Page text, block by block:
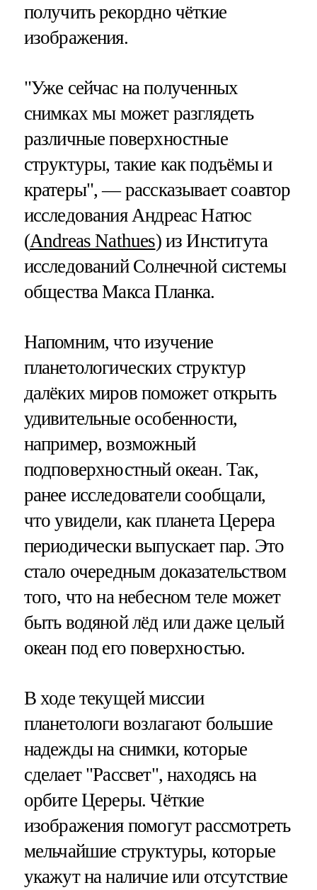
получить рекордно чёткие
изображения.
"Уже сейчас на полученных
снимках мы может разглядеть
различные поверхностные
структуры, такие как подъёмы и
кратеры", — рассказывает соавтор
исследования Андреас Натюс
(Andreas Nathues) из Института
исследований Солнечной системы
общества Макса Планка.
Напомним, что изучение
планетологических структур
далёких миров поможет открыть
удивительные особенности,
например, возможный
подповерхностный океан. Так,
ранее исследователи сообщали,
что увидели, как планета Церера
периодически выпускает пар. Это
стало очередным доказательством
того, что на небесном теле может
быть водяной лёд или даже целый
океан под его поверхностью.
В ходе текущей миссии
планетологи возлагают большие
надежды на снимки, которые
сделает "Рассвет", находясь на
орбите Цереры. Чёткие
изображения помогут рассмотреть
мельчайшие структуры, которые
укажут на наличие или отсутствие